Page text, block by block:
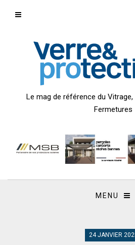
Le mag de référence du
Fermetures
MENU
24 JANVIER